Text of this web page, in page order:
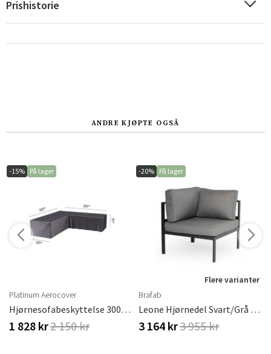
Prishistorie
ANDRE KJØPTE OGSÅ
-15% På lager
Platinum Aerocover
Hjørnesofabeskyttelse 300/300 X 100 Cm
1 828 kr2 150 kr
-20% På lager
Flere varianter
Brafab
Leone Hjørnedel Svart/Grå Aluminium
3 164 kr3 955 kr